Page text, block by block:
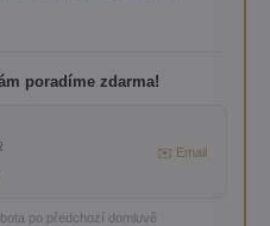
poradíme zdarma!
✉️ Email
po předchozí domluvě